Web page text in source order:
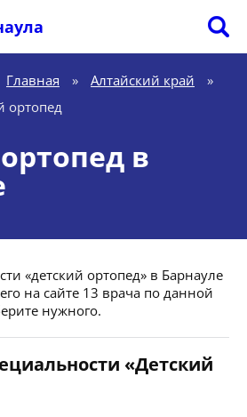
Главная » Алтайский край
»
ортопед
в
«детский ортопед» в Барнауле
на сайте 13 врача по данной
нужного.
«Детский